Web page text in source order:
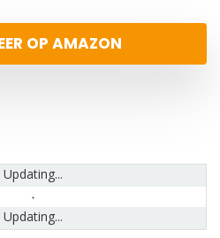
OP AMAZON
Updating...
Updating...